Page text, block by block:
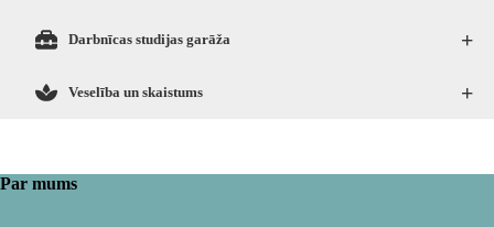
+
Darbnīcas studijas garāža
+
Veselība un skaistums
Par mums